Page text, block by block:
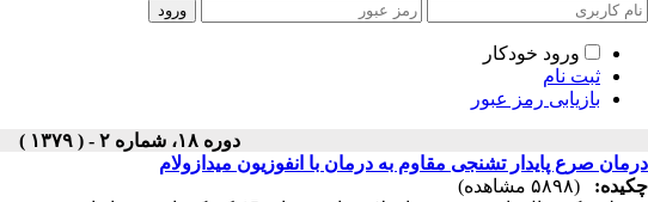
ورود خودکار
ثبت نام
بازیابی رمز عبور
دوره ۱۸، شماره ۲ - ( ۱۳۷۹ )
درمان صرع پایدار تشنجی مقاوم به درمان با انفوزیون میدازولام
چکیده:
(۵۸۹۸ مشاهده)